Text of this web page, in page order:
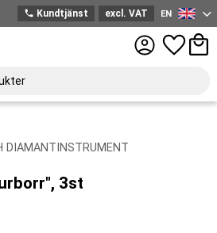
phone Kundtjänst excl. VAT
English
EN
Favorites
DIAMANTINSTRUMENT
3st